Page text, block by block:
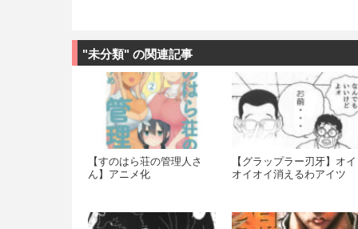
"未分類" の関連記事
【すのはら荘の管理人さ
ん】アニメ化
【グラップラー刃牙】オイ
オイオイ消えるわアイツ